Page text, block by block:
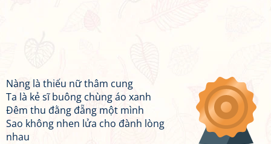
Nàng là thiếu nữ thâm cung
Ta là kẻ sĩ buông chùng áo xanh
Đêm thu đằng đẵng một mình
Sao không nhen lửa cho đành lòng
nhau